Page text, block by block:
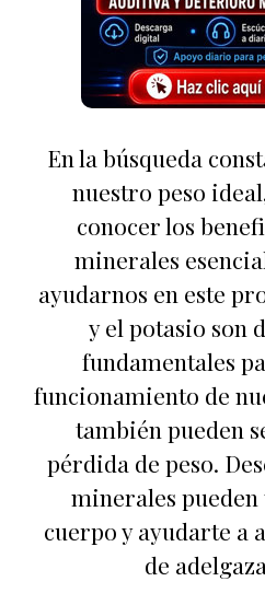
En la búsqueda
nuestro peso
conocer los
minerales
ayudarnos en este
y el potasio son
fundamentales
funcionamiento de
también pueden
pérdida de peso.
minerales
cuerpo y ayudarte a
de